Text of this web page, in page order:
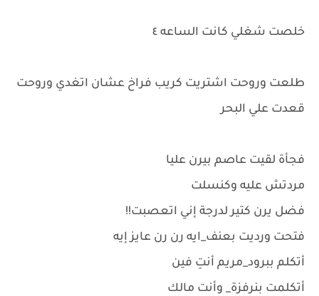
خلصت شغلي كانت الساعه ٤
طلعت وروحت اشتريت كريب فراخ عشان اتغدي وروحت
قعدت علي البحر
فجأة لقيت عاصم بيرن عليا
مردتش عليه وكنسلت
فضل يرن كتير لدرجة إني اتعصبت!!
فتحت ورديت بعنف_ايه رن رن عايز إيه
أتكلم ببرود_مريم أنتِ فين
أتكلمت بنرفزة_ وأنت مالك